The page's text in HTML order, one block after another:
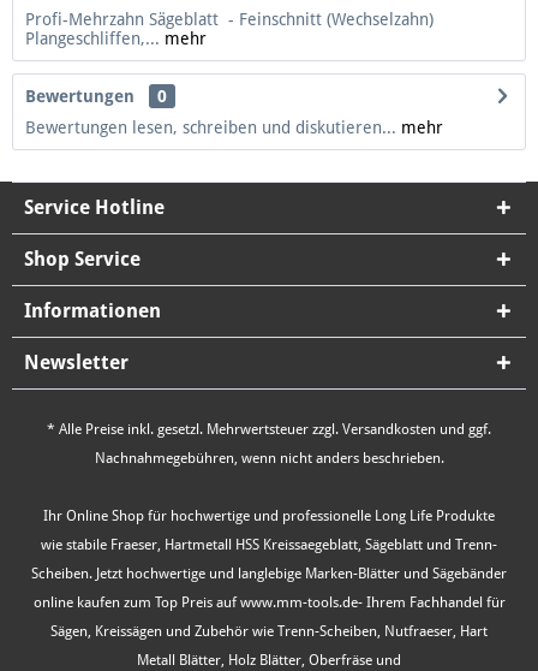
Profi-Mehrzahn Sägeblatt - Feinschnitt (Wechselzahn)
Plangeschliffen,... mehr
Bewertungen
0
Bewertungen lesen, schreiben und diskutieren... mehr
Service Hotline
Shop Service
Informationen
Newsletter
* Alle Preise inkl. gesetzl. Mehrwertsteuer zzgl. Versandkosten und ggf.
Nachnahmegebühren, wenn nicht anders beschrieben.
Ihr Online Shop für hochwertige und professionelle Long Life Produkte
wie stabile Fraeser, Hartmetall HSS Kreissaegeblatt, Sägeblatt und Trenn-
Scheiben. Jetzt hochwertige und langlebige Marken-Blätter und Sägebänder
online kaufen zum Top Preis auf www.mm-tools.de- Ihrem Fachhandel für
Sägen, Kreissägen und Zubehör wie Trenn-Scheiben, Nutfraeser, Hart
Metall Blätter, Holz Blätter, Oberfräse und